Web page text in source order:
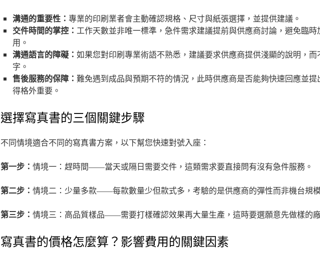
溝通的重要性： 專業的印刷業者會主動確認規格、尺寸與紙張選擇，並提供建議。
交件時間的掌控： 工作天數並非唯一標準，急件需求建議提前與供應商討論，避免臨時
用。
溝通語言的障礙： 如果您對印刷專業術語不熟悉，建議要求供應商提供淺顯的說明，
字。
售後服務的保障： 難免遇到成品與預期不符的情況，此時供應商是否能夠快速回應並
得格外重要。
選擇寫真書的三個關鍵步驟
不同情境適合不同的寫真書方案，以下幫您快速對號入座：
第一步： 情境一：趕時間——當天或隔日需要交件，這類需求要直接問有沒有急件服務。
第二步： 情境二：少量多款——每款數量少但款式多，考驗的是供應商的彈性而非機台規
第三步： 情境三：高品質樣品——需要打樣確認效果再大量生產，這時要選願意先做樣的
寫真書的價格怎麼算？影響費用的關鍵因素